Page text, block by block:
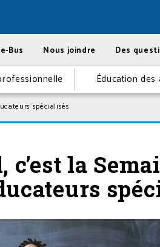
Bus Nous joindre Des
Éducation des
spécialisés
c’est la